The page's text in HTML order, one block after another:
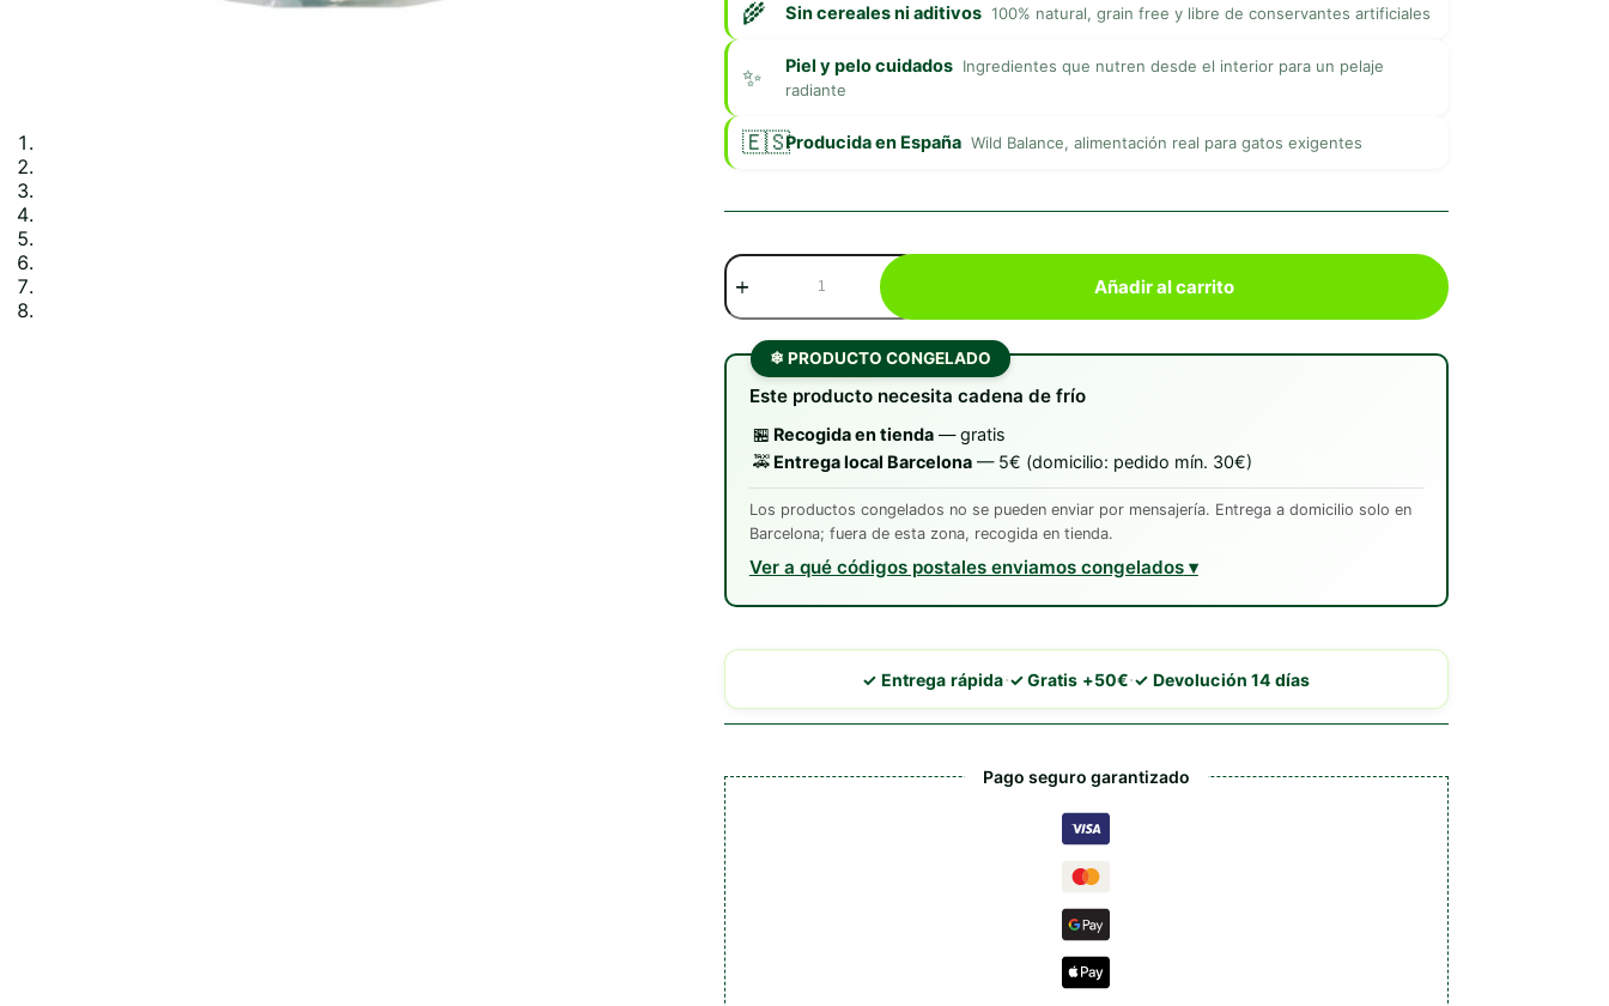
Sin cereales ni aditivos 100% natural, grain free y libre de conservantes artificiales
Piel y pelo cuidados Ingredientes que nutren desde el interior para un pelaje
radiante
Producida en España Wild Balance, alimentación real para gatos exigentes
Wild
Balance
Comida
de
Salmón
Ternera
cantidad
Añadir al carrito
❄ PRODUCTO CONGELADO
Este producto necesita cadena de frío
🏪 Recogida en tienda— gratis
🚕 Entrega local Barcelona— 5€ (domicilio: pedido mín. 30€)
Los productos congelados no se pueden enviar por mensajería. Entrega a domicilio solo en
Barcelona; fuera de esta zona, recogida en tienda.
Ver a qué códigos postales enviamos congelados
✓ Entrega rápida·✓ Gratis +50€·✓ Devolución 14 días
Pago seguro garantizado